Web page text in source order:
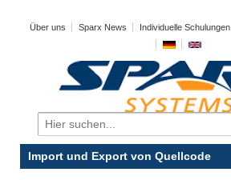
Über uns Sparx News Individuelle Schulungen
Search
for:
Import und Export von Quellcode